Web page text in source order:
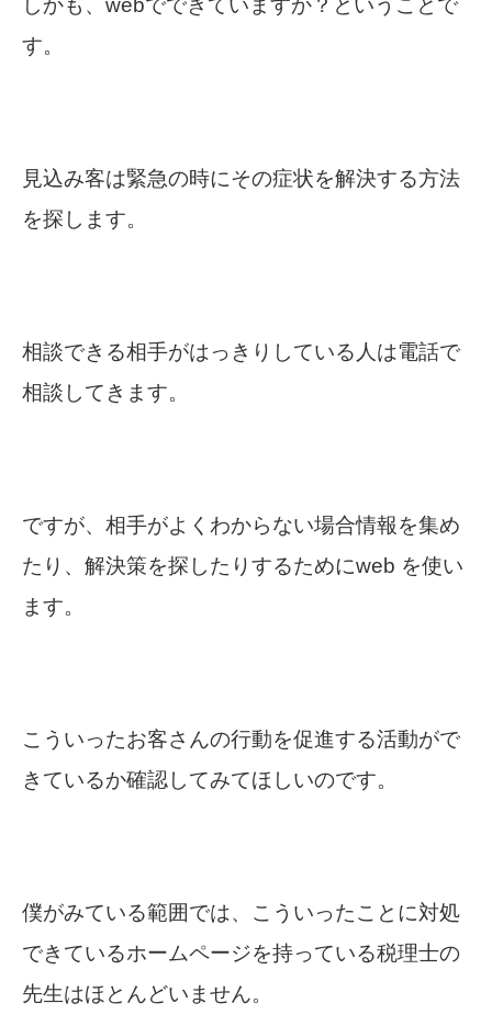
しかも、webでできていますか？ということで
す。
見込み客は緊急の時にその症状を解決する方法
を探します。
相談できる相手がはっきりしている人は電話で
相談してきます。
ですが、相手がよくわからない場合情報を集め
たり、解決策を探したりするためにweb を使い
ます。
こういったお客さんの行動を促進する活動がで
きているか確認してみてほしいのです。
僕がみている範囲では、こういったことに対処
できているホームページを持っている税理士の
先生はほとんどいません。